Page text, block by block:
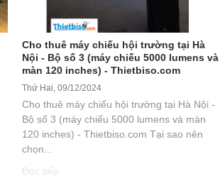
Cho thuê máy chiếu hội trường tại Hà
Nội - Bộ số 3 (máy chiếu 5000 lumens và
màn 120 inches) - Thietbiso.com
Thứ Hai, 09/12/2024
Cho thuê máy chiếu hội trường tại Hà Nội -
Bộ số 3 (máy chiếu 5000 lumens và màn
120 inches) - Thietbiso.com Tại sao nên
chọn...
Đọc tiếp